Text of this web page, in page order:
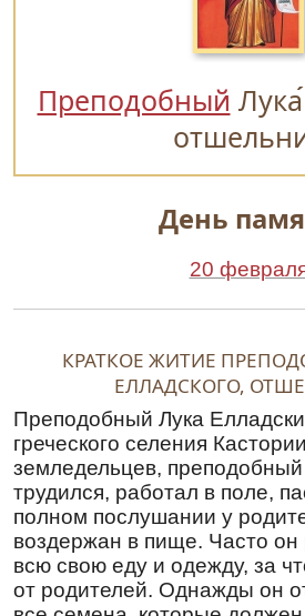
Семья и здоровье
Преподобный Лука
День
20
КРАТКОЕ ЖИТИЕ
ЕЛЛАДСКОГО,
Преподобный Лука
греческого селения
земледельцев, преподобный
трудился, работал в поле,
полном послушании у
воздержан в пище. Часто
всю свою еду и одежду, за
от родителей. Однажды он